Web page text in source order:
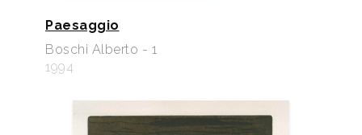
Paesaggio
Boschi Alberto - 1
1994